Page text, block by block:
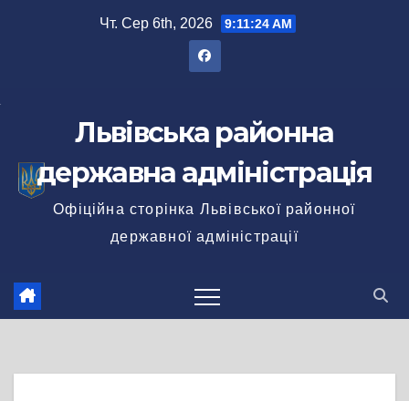
Чт. Сер 6th, 2026 9:11:24 AM
Львівська районна
державна адміністрація
Офіційна сторінка Львівської районної
державної адміністрації